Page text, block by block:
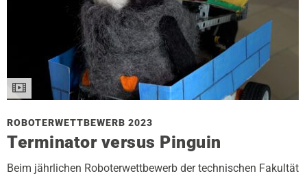
ROBOTERWETTBEWERB 2023
Terminator versus Pinguin
Beim jährlichen Roboterwettbewerb der technischen Fakultät